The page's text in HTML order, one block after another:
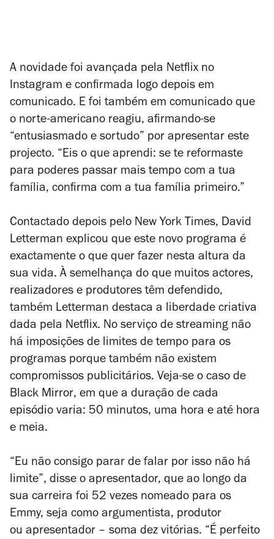
A novidade foi avançada pela Netflix no
Instagram e confirmada logo depois em
comunicado. E foi também em comunicado que
o norte-americano reagiu, afirmando-se
“entusiasmado e sortudo” por apresentar este
projecto. “Eis o que aprendi: se te reformaste
para poderes passar mais tempo com a tua
família, confirma com a tua família primeiro.”
Contactado depois pelo New York Times, David
Letterman explicou que este novo programa é
exactamente o que quer fazer nesta altura da
sua vida. À semelhança do que muitos actores,
realizadores e produtores têm defendido,
também Letterman destaca a liberdade criativa
dada pela Netflix. No serviço de streaming não
há imposições de limites de tempo para os
programas porque também não existem
compromissos publicitários. Veja-se o caso de
Black Mirror, em que a duração de cada
episódio varia: 50 minutos, uma hora e até hora
e meia.
“Eu não consigo parar de falar por isso não há
limite”, disse o apresentador, que ao longo da
sua carreira foi 52 vezes nomeado para os
Emmy, seja como argumentista, produtor
ou apresentador – soma dez vitórias. “É perfeito